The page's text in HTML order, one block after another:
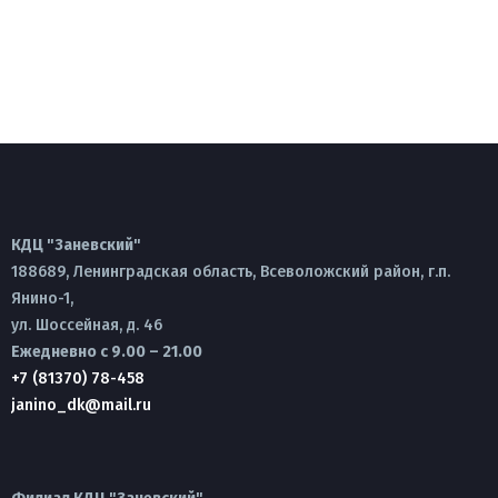
КДЦ "Заневский"
188689, Ленинградская область, Всеволожский район, г.п.
Янино-1,
ул. Шоссейная, д. 46
Ежедневно с 9.00 – 21.00
+7 (81370) 78-458
janino_dk@mail.ru